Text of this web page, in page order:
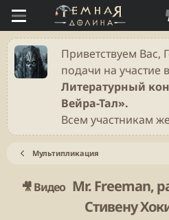
Приветствуем Вас,
подачи на участие
Литературный
Вейра-Тал».
Всем участникам
Мультипликация
🎥 Видео Mr. Freeman,
Стивену